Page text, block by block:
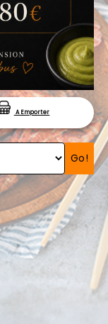
A Emporter
Go!